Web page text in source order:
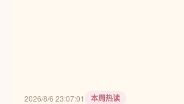
2026/8/6 23:07:01 本周热读